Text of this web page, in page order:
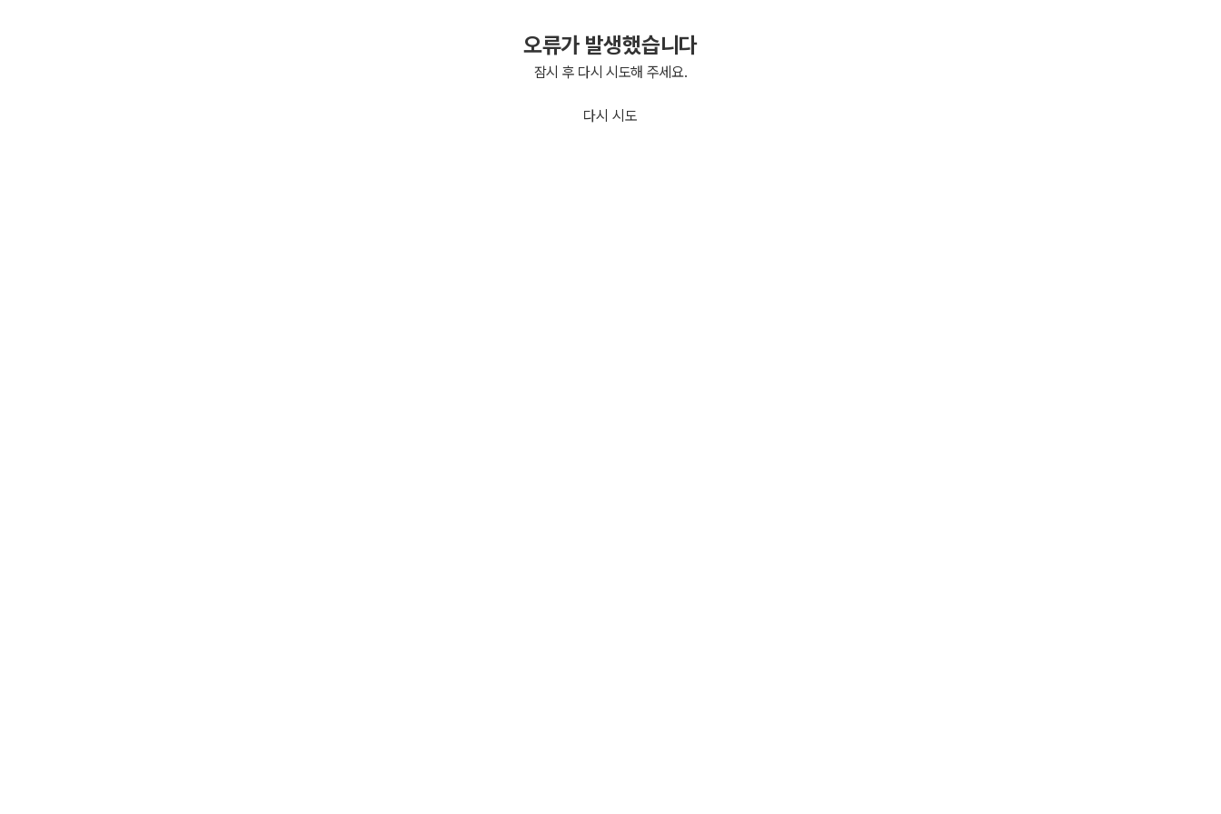
오류가 발생했습니다
잠시 후 다시 시도해 주세요.
다시 시도